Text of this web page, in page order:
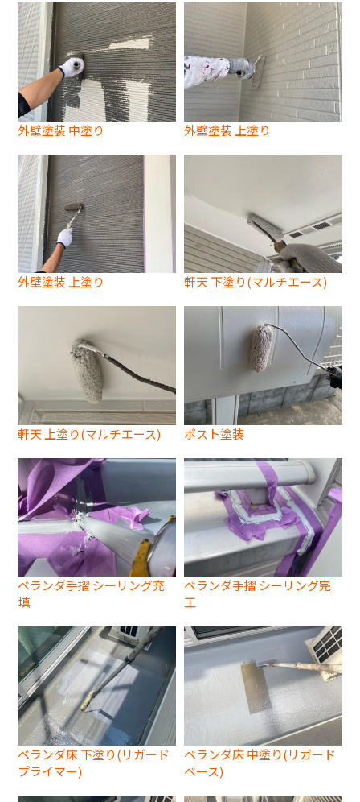
外壁塗装 中塗り 外壁塗装 上塗り
外壁塗装 上塗り 軒天 下塗り(マルチエース)
軒天 上塗り(マルチエース) ポスト塗装
ベランダ手摺 シーリング充
填
ベランダ手摺 シーリング完
工
ベランダ床 下塗り(リガード
プライマー)
ベランダ床 中塗り(リガード
ベース)